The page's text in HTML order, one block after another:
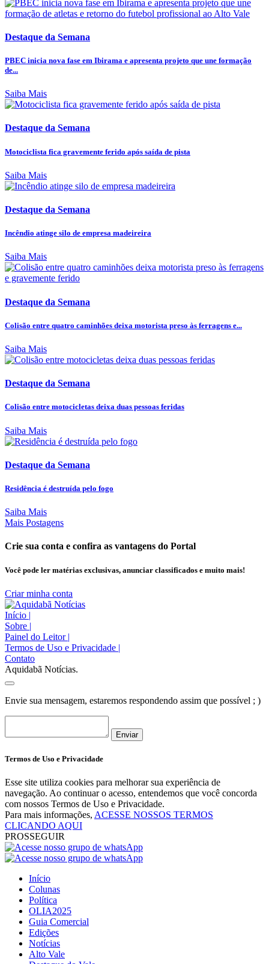
Destaque da Semana
PBEC inicia nova fase em Ibirama e apresenta projeto que une formação
de...
Saiba Mais
Destaque da Semana
Motociclista fica gravemente ferido após saída de pista
Saiba Mais
Destaque da Semana
Incêndio atinge silo de empresa madeireira
Saiba Mais
Destaque da Semana
Colisão entre quatro caminhões deixa motorista preso às ferragens e...
Saiba Mais
Destaque da Semana
Colisão entre motocicletas deixa duas pessoas feridas
Saiba Mais
Destaque da Semana
Residência é destruída pelo fogo
Saiba Mais
Mais Postagens
Crie sua conta e confira as vantagens do Portal
Você pode ler matérias exclusivas, anunciar classificados e muito mais!
Criar minha conta
Início |
Sobre |
Painel do Leitor |
Termos de Uso e Privacidade |
Contato
Aquidabã Notícias.
Envie sua mensagem, estaremos respondendo assim que possível ; )
Enviar
Termos de Uso e Privacidade
Esse site utiliza cookies para melhorar sua experiência de
navegação. Ao continuar o acesso, entendemos que você concorda
com nossos Termos de Uso e Privacidade.
Para mais informações, ACESSE NOSSOS TERMOS
CLICANDO AQUI
PROSSEGUIR
Início
Colunas
Política
OLIA2025
Guia Comercial
Edições
Notícias
Alto Vale